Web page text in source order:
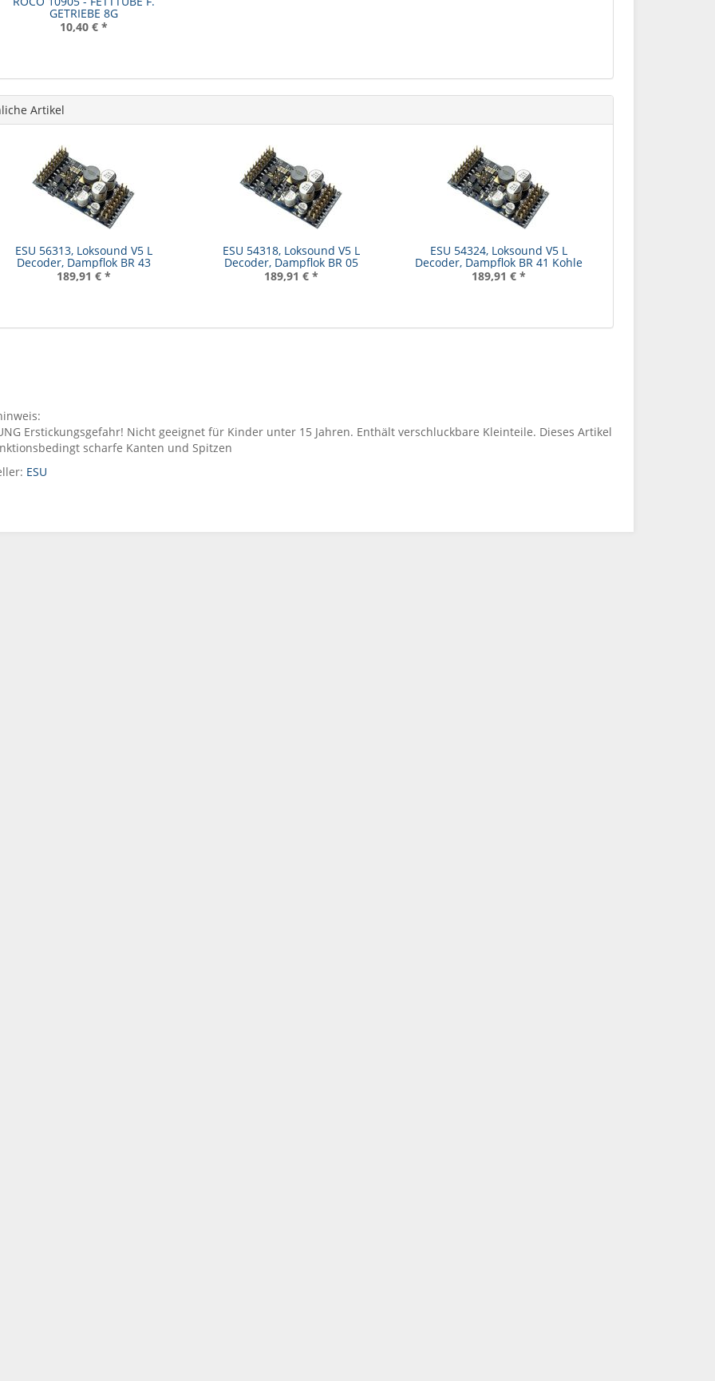
GETRIEBE 8G
10,40 € *
Artikel
ESU 56313, Loksound V5 L
Decoder, Dampflok BR 43
189,91 € *
ESU 54318, Loksound V5 L
Decoder, Dampflok BR 05
189,91 € *
ESU 54324, Loksound V5 L
Decoder, Dampflok BR 41 Kohle
189,91 € *
Erstickungsgefahr! Nicht geeignet für Kinder unter 15 Jahren. Enthält verschluckbare Kleinteile. Dieses Artikel
scharfe Kanten und Spitzen
ESU